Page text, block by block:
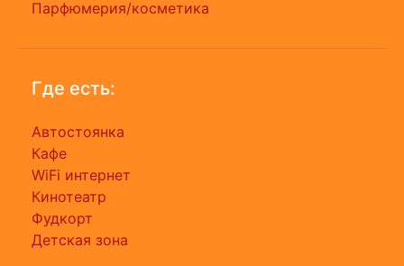
Парфюмерия/косметика
Где есть:
Автостоянка
Кафе
WiFi интернет
Кинотеатр
Фудкорт
Детская зона